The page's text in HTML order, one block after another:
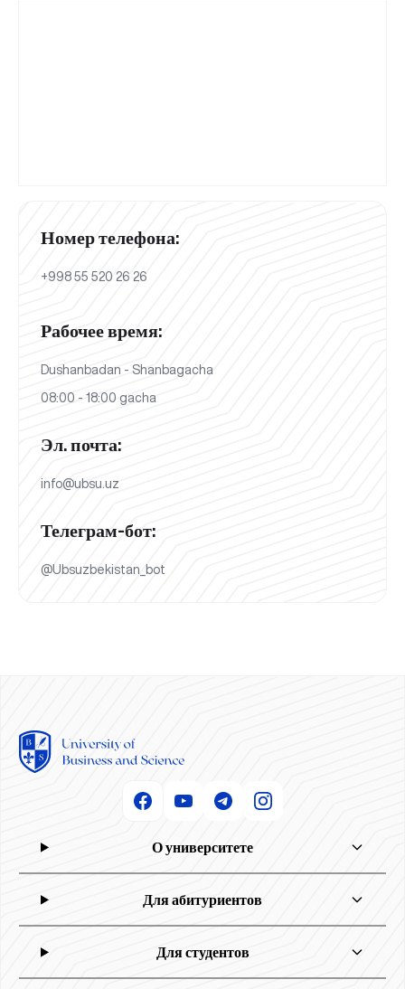
Номер телефона:
+998 55 520 26 26
Рабочее время:
Dushanbadan - Shanbagacha
08:00 - 18:00 gacha
Эл. почта:
info@ubsu.uz
Телеграм-бот:
@Ubsuzbekistan_bot
О университете
Для абитуриентов
Для студентов